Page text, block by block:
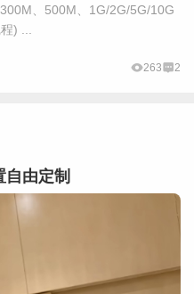
、500M、1G/2G/5G/10G
) ...
263 2
自由定制